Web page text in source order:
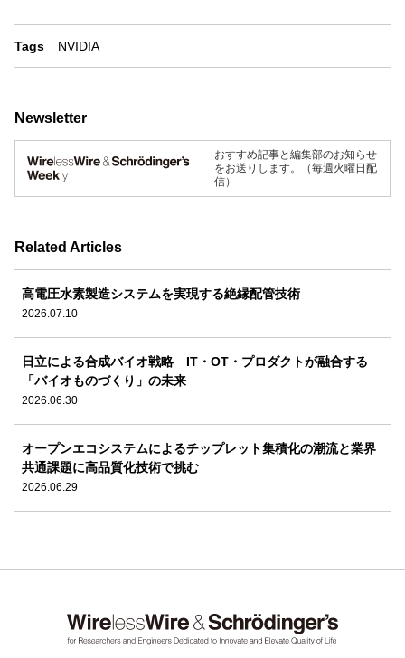
Tags NVIDIA
Newsletter
おすすめ記事と編集部のお知らせ
をお送りします。（毎週火曜日配
信）
Related Articles
高電圧水素製造システムを実現する絶縁配管技術
2026.07.10
日立による合成バイオ戦略 IT・OT・プロダクトが融合する
「バイオものづくり」の未来
2026.06.30
オープンエコシステムによるチップレット集積化の潮流と業界
共通課題に高品質化技術で挑む
2026.06.29